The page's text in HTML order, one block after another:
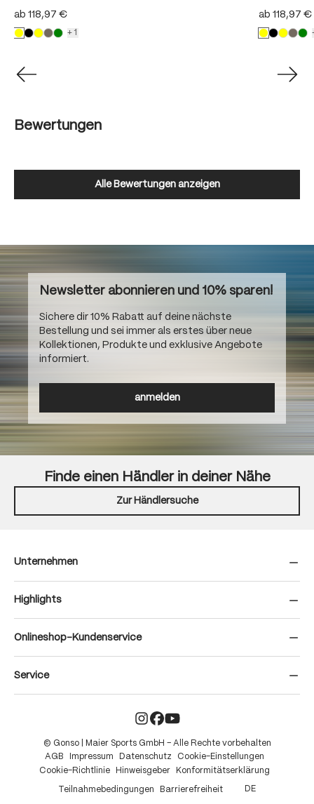
+1
ab 118,97 € ab 118,97 €
Bewertungen
Alle Bewertungen anzeigen
Newsletter abonnieren und 10% sparen!
Sichere dir 10% Rabatt auf deine nächste
Bestellung und sei immer als erstes über neue
Kollektionen, Produkte und exklusive Angebote
informiert.
anmelden
Finde einen Händler in deiner Nähe
Zur Händlersuche
Unternehmen
Highlights
Onlineshop-Kundenservice
Service
© Gonso | Maier Sports GmbH – Alle Rechte vorbehalten
AGB
Impressum Datenschutz
Cookie-Einstellungen
Cookie-Richtlinie
Hinweisgeber Konformitätserklärung
Teilnahmebedingungen Barrierefreiheit DE